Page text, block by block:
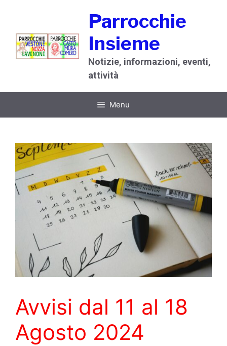
contenuto
Parrocchie
Insieme
Notizie, informazioni, eventi,
attività
Menu
Avvisi dal 11 al 18
Agosto 2024